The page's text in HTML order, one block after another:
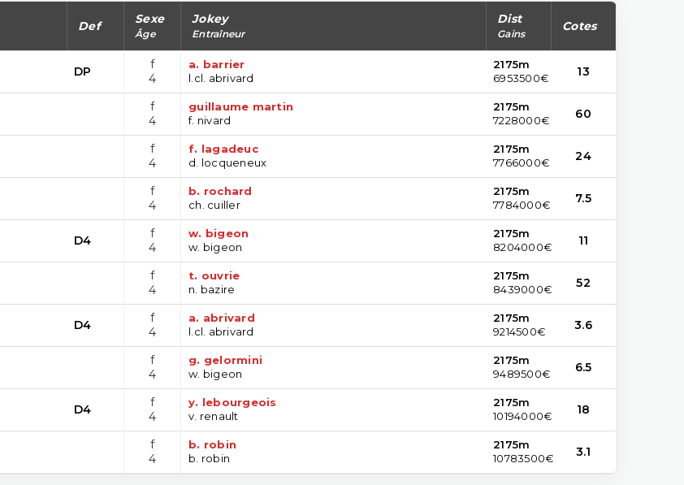
Def Sexe
Âge
Jokey
Entraîneur
Dist
Gains
Cotes
DP
f
4
a. barrier
l.cl. abrivard
2175m
6953500€
13
f
4
guillaume martin
f. nivard
2175m
7228000€
60
f
4
f. lagadeuc
d. locqueneux
2175m
7766000€
24
f
4
b. rochard
ch. cuiller
2175m
7784000€
7.5
D4
f
4
w. bigeon
w. bigeon
2175m
8204000€
11
f
4
t. ouvrie
n. bazire
2175m
8439000€
52
D4
f
4
a. abrivard
l.cl. abrivard
2175m
9214500€
3.6
f
4
g. gelormini
w. bigeon
2175m
9489500€
6.5
D4
f
4
y. lebourgeois
v. renault
2175m
10194000€
18
f
4
b. robin
b. robin
2175m
10783500€
3.1